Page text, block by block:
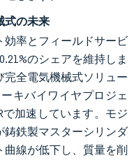
式の未来
率とフィールドサービ
のシェアを維持しま
完全電気機械式ソリュー
キバイワイヤプロジェ
で加速しています。モジ
鋳鉄製マスターシリンダ
線が低下し、質量を削